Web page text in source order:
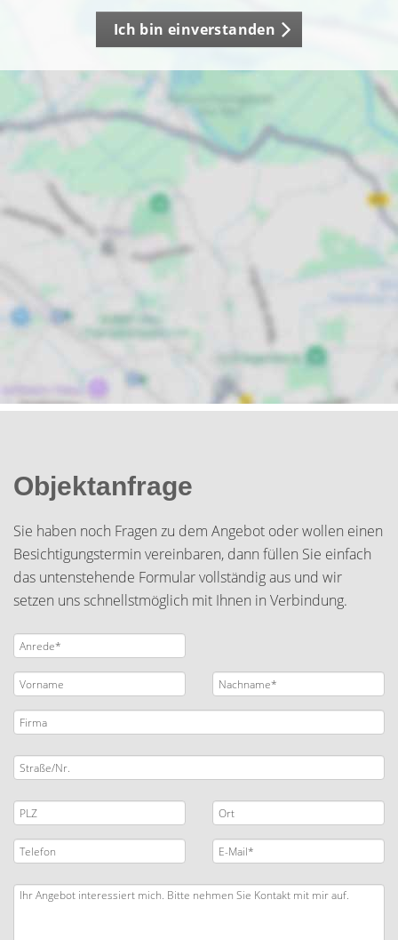
Ich bin einverstanden
Objektanfrage
Sie haben noch Fragen zu dem Angebot oder wollen einen
Besichtigungstermin vereinbaren, dann füllen Sie einfach
das untenstehende Formular vollständig aus und wir
setzen uns schnellstmöglich mit Ihnen in Verbindung.